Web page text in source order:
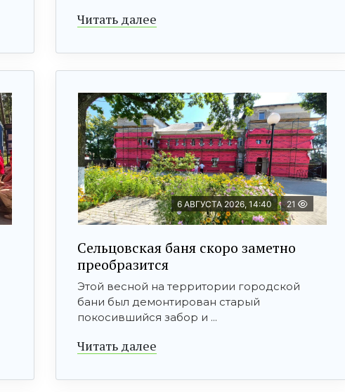
Читать далее
6 АВГУСТА 2026, 14:40 21
Сельцовская баня скоро заметно
преобразится
Этой весной на территории городской
бани был демонтирован старый
покосившийся забор и ...
Читать далее